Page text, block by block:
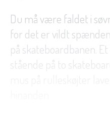
Du må være faldet i
for det er vildt
på skateboardbanen.
stående på to